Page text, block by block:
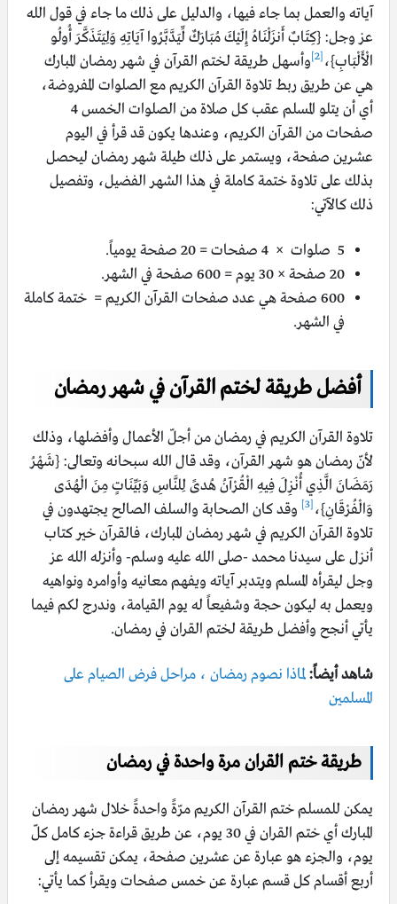
آياته والعمل بما جاء فيها، والدليل على ذلك ما جاء في قول الله
عز وجل: {كِتَابٌ أَنزَلْنَاهُ إِلَيْكَ مُبَارَكٌ لِّيَدَّبَّرُوا آيَاتِهِ وَلِيَتَذَكَّرَ أُولُو
الْأَلْبَابِ}،[2]
وأسهل طريقة لختم القرآن في شهر رمضان المبارك
هي عن طريق ربط تلاوة القرآن الكريم مع الصلوات المفروضة،
أي أن يتلو المسلم عقب كل صلاة من الصلوات الخمس 4
صفحات من القرآن الكريم، وعندها يكون قد قرأ في اليوم
عشرين صفحة، ويستمر على ذلك طيلة شهر رمضان ليحصل
بذلك على تلاوة ختمة كاملة في هذا الشهر الفضيل، وتفصيل
ذلك كالآتي:
5 صلوات × 4 صفحات = 20 صفحة يومياً.
20 صفحة × 30 يوم = 600 صفحة في الشهر.
600 صفحة هي عدد صفحات القرآن الكريم = ختمة كاملة
في الشهر.
أفضل طريقة لختم القرآن في شهر رمضان
تلاوة القرآن الكريم في رمضان من أجلّ الأعمال وأفضلها، وذلك
لأنّ رمضان هو شهر القرآن، وقد قال الله سبحانه وتعالى: {شَهْرُ
رَمَضَانَ الَّذِي أُنْزِلَ فِيهِ الْقُرْآنُ هُدىً لِلنَّاسِ وَبَيِّنَاتٍ مِنَ الْهُدَى
وَالْفُرْقَانِ}،[3]
وقد كان الصحابة والسلف الصالح يجتهدون في
تلاوة القرآن الكريم في شهر رمضان المبارك، فالقرآن خير كتاب
أنزل على سيدنا محمد -صلى الله عليه وسلم- وأنزله الله عز
وجل ليقرأه المسلم ويتدبر آياته ويفهم معانيه وأوامره ونواهيه
ويعمل به ليكون حجة وشفيعاً له يوم القيامة، وندرج لكم فيما
يأتي أنجح وأفضل طريقة لختم القران في رمضان.
شاهد أيضاً:لماذا نصوم رمضان ، مراحل فرض الصيام على
المسلمين
طريقة ختم القران مرة واحدة في رمضان
يمكن للمسلم ختم القرآن الكريم مرّةً واحدةً خلال شهر رمضان
المبارك أي ختم القران في 30 يوم، عن طريق قراءة جزء كامل كلّ
يوم، والجزء هو عبارة عن عشرين صفحة، يمكن تقسيمه إلى
أربع أقسام كل قسم عبارة عن خمس صفحات ويقرأ كما يأتي: